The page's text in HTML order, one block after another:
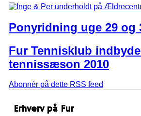
Ponyridning uge 29 og
Fur Tennisklub
tennissæson 2010
Abonnér på dette RSS feed
Erhverv på Fur